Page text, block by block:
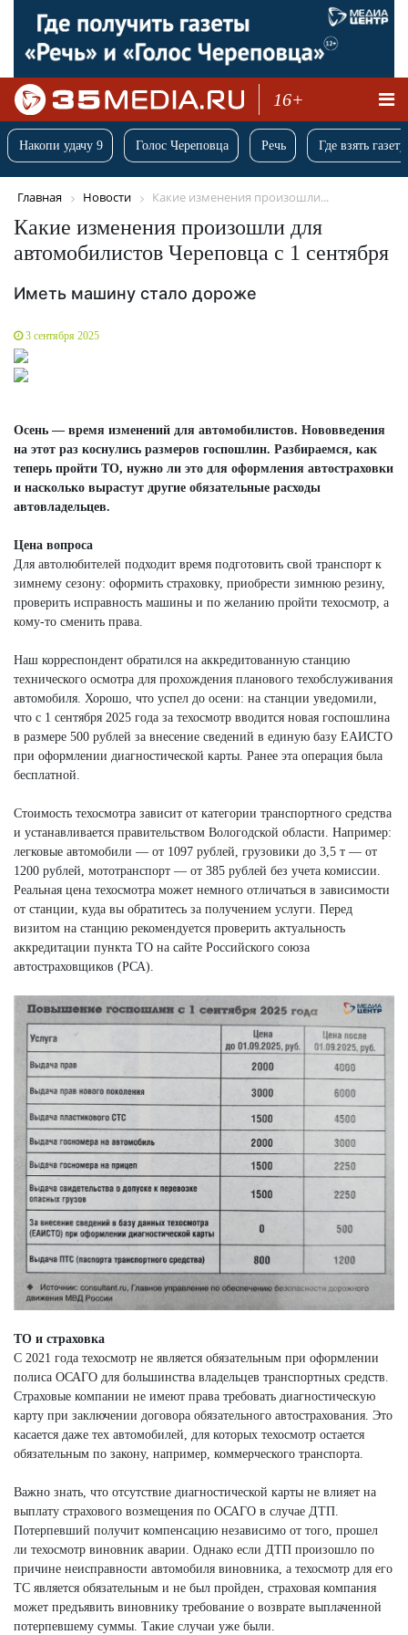
16+
Накопи удачу 9 Голос Череповца Речь Где взять
Главная Новости Какие изменения произошли...
Какие изменения произошли для
автомобилистов Череповца с 1 сентября
Иметь машину стало дороже
3 сентября 2025
Осень — время изменений для автомобилистов. Нововведения
на этот раз коснулись размеров госпошлин. Разбираемся, как
теперь пройти ТО, нужно ли это для оформления автостраховки
и насколько вырастут другие обязательные расходы
автовладельцев.
Цена вопроса
Для автолюбителей подходит время подготовить свой транспорт к
зимнему сезону: оформить страховку, приобрести зимнюю резину,
проверить исправность машины и по желанию пройти техосмотр, а
кому-то сменить права.
Наш корреспондент обратился на аккредитованную станцию
технического осмотра для прохождения планового техобслуживания
автомобиля. Хорошо, что успел до осени: на станции уведомили,
что с 1 сентября 2025 года за техосмотр вводится новая госпошлина
в размере 500 рублей за внесение сведений в единую базу ЕАИСТО
при оформлении диагностической карты. Ранее эта операция была
бесплатной.
Стоимость техосмотра зависит от категории транспортного средства
и устанавливается правительством Вологодской области. Например:
легковые автомобили — от 1097 рублей, грузовики до 3,5 т — от
1200 рублей, мототранспорт — от 385 рублей без учета комиссии.
Реальная цена техосмотра может немного отличаться в зависимости
от станции, куда вы обратитесь за получением услуги. Перед
визитом на станцию рекомендуется проверить актуальность
аккредитации пункта ТО на сайте Российского союза
автостраховщиков (РСА).
ТО и страховка
С 2021 года техосмотр не является обязательным при оформлении
полиса ОСАГО для большинства владельцев транспортных средств.
Страховые компании не имеют права требовать диагностическую
карту при заключении договора обязательного автострахования. Это
касается даже тех автомобилей, для которых техосмотр остается
обязательным по закону, например, коммерческого транспорта.
Важно знать, что отсутствие диагностической карты не влияет на
выплату страхового возмещения по ОСАГО в случае ДТП.
Потерпевший получит компенсацию независимо от того, прошел
ли техосмотр виновник аварии. Однако если ДТП произошло по
причине неисправности автомобиля виновника, а техосмотр для его
ТС является обязательным и не был пройден, страховая компания
может предъявить виновнику требование о возврате выплаченной
потерпевшему суммы. Такие случаи уже были.